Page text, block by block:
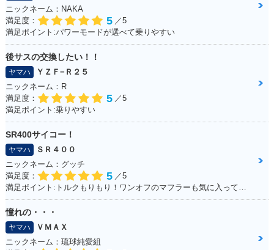
ニックネーム：NAKA
満足度：
5 ／5
満足ポイント:パワーモードが選べて乗りやすい
後サスの交換したい！！
ヤマハ
ＹＺＦ−Ｒ２５
ニックネーム：R
満足度：
5 ／5
満足ポイント:乗りやすい
SR400サイコー！
ヤマハ
ＳＲ４００
ニックネーム：グッチ
満足度：
5 ／5
満足ポイント:トルクもりもり！ワンオフのマフラーも気に入ってます！
憧れの・・・
ヤマハ
ＶＭＡＸ
ニックネーム：琉球純愛組